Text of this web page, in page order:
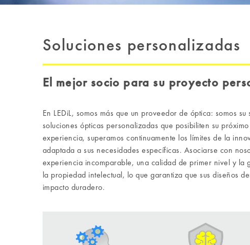
Soluciones personalizadas
El mejor socio para su proyecto
En LEDiL, somos más que un proveedor de óptica: somos
soluciones ópticas personalizadas que posibiliten su
experiencia, superamos continuamente los límites de la
adaptada a sus necesidades específicas. Asociarse con
experiencia incomparable, una calidad de primer nivel y la
la propiedad intelectual, lo que garantiza que sus diseños
impacto duradero.